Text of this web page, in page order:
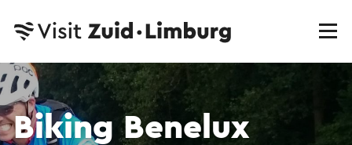
Biking Benelux